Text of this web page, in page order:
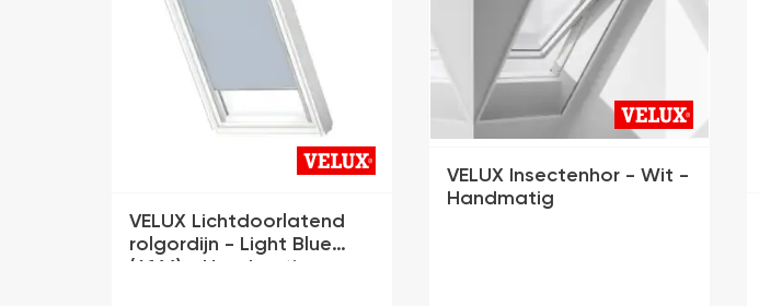
VELUX Lichtdoorlatend
rolgordijn - Light Blue
(4166) - Handmatig
VELUX Insectenhor - Wit -
Handmatig